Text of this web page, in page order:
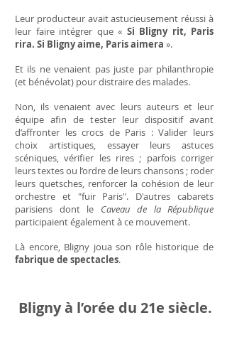
Leur producteur avait astucieusement réussi à
leur faire intégrer que « Si Bligny rit, Paris
rira. Si Bligny aime, Paris aimera ».
Et ils ne venaient pas juste par philanthropie
(et bénévolat) pour distraire des malades.
Non, ils venaient avec leurs auteurs et leur
équipe afin de tester leur dispositif avant
d’affronter les crocs de Paris : Valider leurs
choix artistiques, essayer leurs astuces
scéniques, vérifier les rires ; parfois corriger
leurs textes ou l’ordre de leurs chansons ; roder
leurs quetsches, renforcer la cohésion de leur
orchestre et "fuir Paris". D'autres cabarets
parisiens dont le Caveau de la République
participaient également à ce mouvement.
Là encore, Bligny joua son rôle historique de
fabrique de spectacles.
Bligny à l’orée du 21e siècle.